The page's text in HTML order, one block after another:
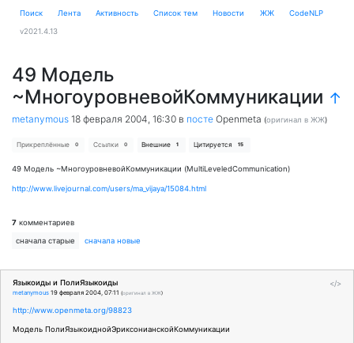
Поиск Лента Активность Cписок тем Новости ЖЖ CodeNLP
v2021.4.13
49 Модель
~МногоуровневойКоммуникации ↑
metanymous 18 февраля 2004, 16:30 в посте Openmeta (оригинал в ЖЖ)
Прикреплённые 0 Ссылки 0 Внешние 1 Цитируется 15
49 Модель ~МногоуровневойКоммуникации (MultiLeveledCommunication)
http://www.livejournal.com/users/ma_vijaya/15084.html
7 комментариев
сначала старые сначала новые
</>
Языкоиды и ПолиЯзыкоиды
metanymous 19 февраля 2004, 07:11 (оригинал в ЖЖ)
http://www.openmeta.org/98823
Модель ПолиЯзыкоиднойЭриксонианскойКоммуникации